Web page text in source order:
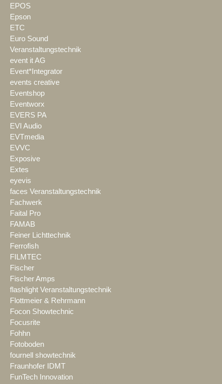
EPOS
Epson
ETC
Euro Sound
Veranstaltungstechnik
event it AG
Event*Integrator
events creative
Eventshop
Eventworx
EVERS PA
EVI Audio
EVTmedia
EVVC
Exposive
Extes
eyevis
faces Veranstaltungstechnik
Fachwerk
Faital Pro
FAMAB
Feiner Lichttechnik
Ferrofish
FILMTEC
Fischer
Fischer Amps
flashlight Veranstaltungstechnik
Flottmeier & Rehrmann
Focon Showtechnic
Focusrite
Fohhn
Fotoboden
fournell showtechnik
Fraunhofer IDMT
FunTech Innovation